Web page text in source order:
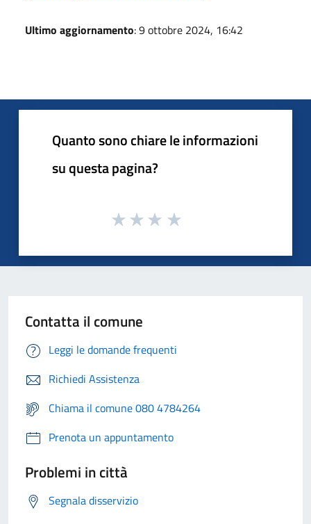
Ultimo aggiornamento: 9 ottobre 2024, 16:42
Quanto sono chiare le informazioni
su questa pagina?
Contatta il comune
Leggi le domande frequenti
Richiedi Assistenza
Chiama il comune 080 4784264
Prenota un appuntamento
Problemi in città
Segnala disservizio